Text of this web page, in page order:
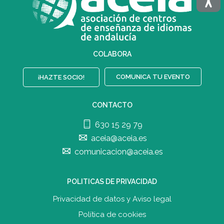
COLABORA
¡HAZTE SOCIO! COMUNICA TU EVENTO
CONTACTO
630 15 29 79
aceia@aceia.es
comunicacion@aceia.es
POLITICAS DE PRIVACIDAD
Privacidad de datos y Aviso legal
Política de cookies